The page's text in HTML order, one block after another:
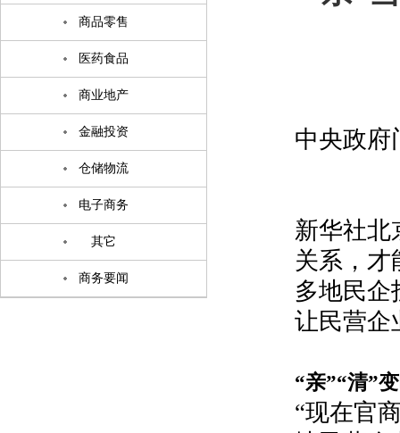
商品零售
医药食品
商业地产
金融投资
仓储物流
电子商务
其它
商务要闻
中央政
新华社北
关系，才
多地民企
让民营企
“亲”“清”
“现在官